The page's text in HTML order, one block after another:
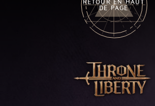
RETOUR EN HAUT
DE PAGE